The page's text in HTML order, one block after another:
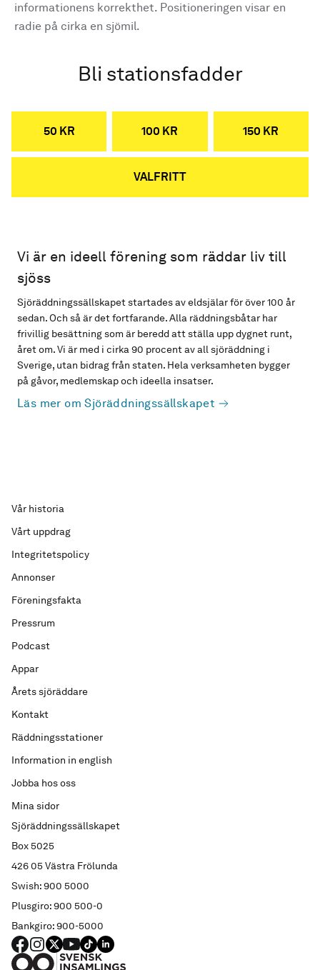
informationens korrekthet. Positioneringen visar en
radie på cirka en sjömil.
Bli stationsfadder
50 KR 100 KR 150 KR
VALFRITT
Vi är en ideell förening som räddar liv till
sjöss
Sjöräddningssällskapet startades av eldsjälar för över 100 år
sedan. Och så är det fortfarande. Alla räddningsbåtar har
frivillig besättning som är beredd att ställa upp dygnet runt,
året om. Vi är med i cirka 90 procent av all sjöräddning i
Sverige, utan bidrag från staten. Hela verksamheten bygger
på gåvor, medlemskap och ideella insatser.
Läs mer om Sjöräddningssällskapet
Sjöräddningssällskapet
Box 5025
426 05 Västra Frölunda
Swish: 900 5000
Plusgiro: 900 500-0
Bankgiro: 900-5000
Vår historia
Vårt uppdrag
Integritetspolicy
Annonser
Föreningsfakta
Pressrum
Podcast
Appar
Årets sjöräddare
Kontakt
Räddningsstationer
Information in english
Jobba hos oss
Mina sidor
FACEBOOK
Instagram
X YouTube
TIKTOKLINKED IN